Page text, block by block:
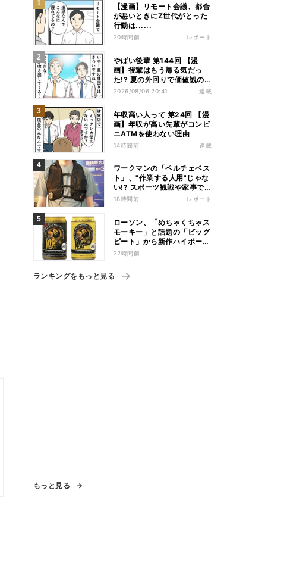
【漫画】リモート会議、都合
が悪いときにZ世代がとった
行動は......
20時間前 レポート
やばい後輩 第144回 【漫
画】後輩はもう帰る気だっ
た!? 夏の外回りで価値観の
違いを実感
2026/08/06 20:41 連載
年収高い人って 第24回 【漫
画】年収が高い先輩がコンビ
ニATMを使わない理由
14時間前 連載
ワークマンの「ペルチェベス
ト」、"作業する人用"じゃな
い!? スポーツ観戦や家事で
の熱中症&冷え対策に――話
18時間前 レポート
ローソン、「めちゃくちゃス
モーキー」と話題の「ビッグ
ピート」から新作ハイボール
缶＆ミニボトル発売
22時間前
ランキングをもっと見る
もっと見る